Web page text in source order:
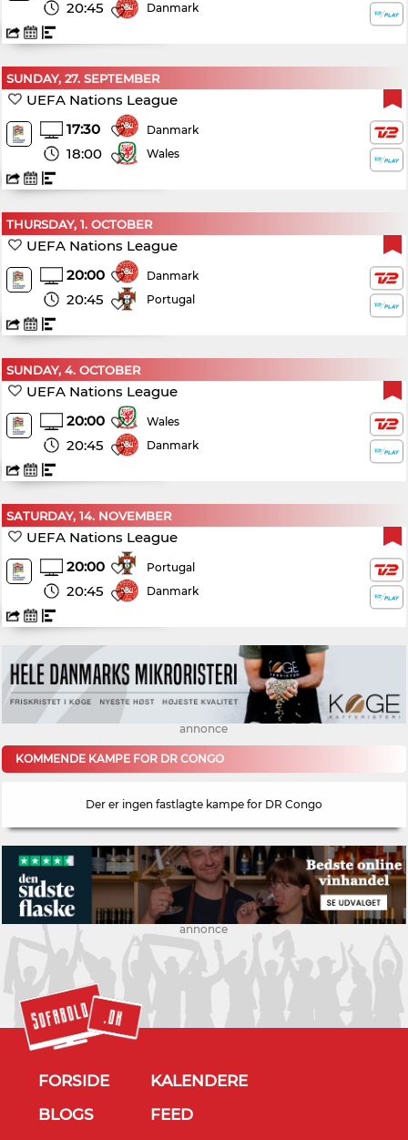
20:45
Danmark
SUNDAY, 27. SEPTEMBER
UEFA Nations League
17:30
18:00
Danmark
Wales
THURSDAY, 1. OCTOBER
UEFA Nations League
20:00
20:45
Danmark
Portugal
SUNDAY, 4. OCTOBER
UEFA Nations League
20:00
20:45
Wales
Danmark
SATURDAY, 14. NOVEMBER
UEFA Nations League
20:00
20:45
Portugal
Danmark
annonce
KOMMENDE KAMPE FOR DR CONGO
Der er ingen fastlagte kampe for DR Congo
annonce
FORSIDE
KALENDERE
BLOGS
FEED